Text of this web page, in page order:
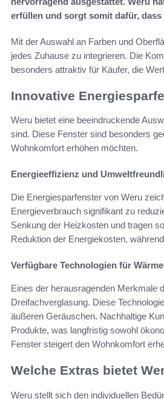
erfüllen und sorgt somit dafür,
Mit der Auswahl an Farben und
jedes Zuhause zu integrieren. Die
besonders attraktiv für Käufer, die
Innovative
Weru bietet eine beeindruckende
sind. Diese Fenster sind besonders
Wohnkomfort erhöhen möchten.
Energieeffizienz und
Die Energiesparfenster von Weru
Energieverbrauch signifikant zu
Senkung der Heizkosten und tragen
Reduktion der Energiekosten,
Verfügbare Technologien für
Eines der herausragenden Merkmale
Dreifachverglasung. Diese
äußeren Geräuschen. Nachhaltige
Produkte, was langfristig sowohl
Fenster steigert den Wohnkomfort
Welche Extras bietet
Weru stellt sich den individuellen